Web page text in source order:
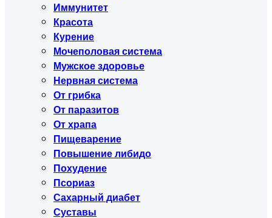
Иммунитет
Красота
Курение
Мочеполовая система
Мужское здоровье
Нервная система
От грибка
От паразитов
От храпа
Пищеварение
Повышение либидо
Похудение
Псориаз
Сахарный диабет
Суставы